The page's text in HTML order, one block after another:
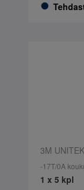
3M UNITEK
-17T/0A
1 x 5 kpl